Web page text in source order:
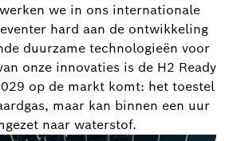
we in ons internationale
hard aan de ontwikkeling
duurzame technologieën voor
onze innovaties is de H2 Ready
op de markt komt: het toestel
maar kan binnen een uur
naar waterstof.